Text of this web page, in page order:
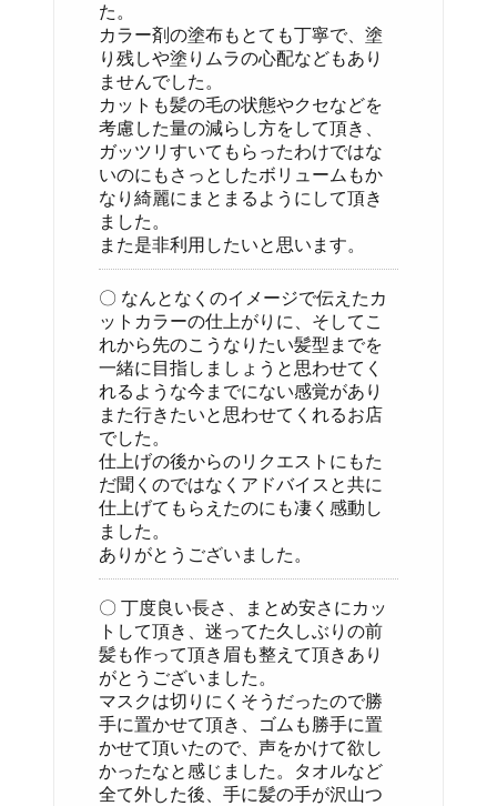
た。
カラー剤の塗布もとても丁寧で、塗
り残しや塗りムラの心配などもあり
ませんでした。
カットも髪の毛の状態やクセなどを
考慮した量の減らし方をして頂き、
ガッツリすいてもらったわけではな
いのにもさっとしたボリュームもか
なり綺麗にまとまるようにして頂き
ました。
また是非利用したいと思います。
〇 なんとなくのイメージで伝えたカ
ットカラーの仕上がりに、そしてこ
れから先のこうなりたい髪型までを
一緒に目指しましょうと思わせてく
れるような今までにない感覚があり
また行きたいと思わせてくれるお店
でした。
仕上げの後からのリクエストにもた
だ聞くのではなくアドバイスと共に
仕上げてもらえたのにも凄く感動し
ました。
ありがとうございました。
〇 丁度良い長さ、まとめ安さにカッ
トして頂き、迷ってた久しぶりの前
髪も作って頂き眉も整えて頂きあり
がとうございました。
マスクは切りにくそうだったので勝
手に置かせて頂き、ゴムも勝手に置
かせて頂いたので、声をかけて欲し
かったなと感じました。タオルなど
全て外した後、手に髪の手が沢山つ